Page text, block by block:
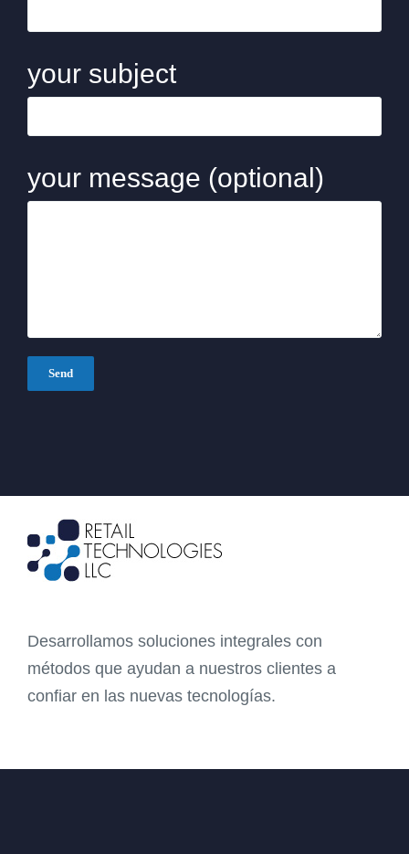
your subject
your message (optional)
Desarrollamos soluciones integrales con
métodos que ayudan a nuestros clientes a
confiar en las nuevas tecnologías.